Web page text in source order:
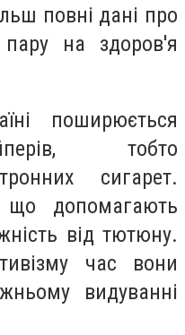
повні дані про
на здоров'я
поширюється
тобто
сигарет.
що допомагають
від тютюну.
час вони
видуванні